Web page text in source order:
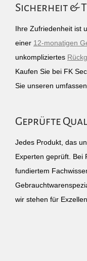
Sicherheit &
Ihre Zufriedenheit ist
einer 12-monatigen
unkompliziertes
Kaufen Sie bei FK
Sie unseren
Geprüfte
Jedes Produkt, das
Experten geprüft. Bei
fundiertem
wir stehen für